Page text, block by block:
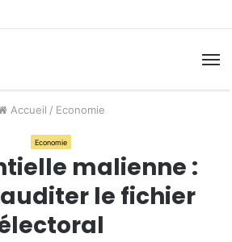
Accueil / Economie
Economie
malienne :
auditer le fichier